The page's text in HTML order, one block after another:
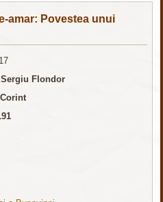
amar: Povestea unui
Flondor